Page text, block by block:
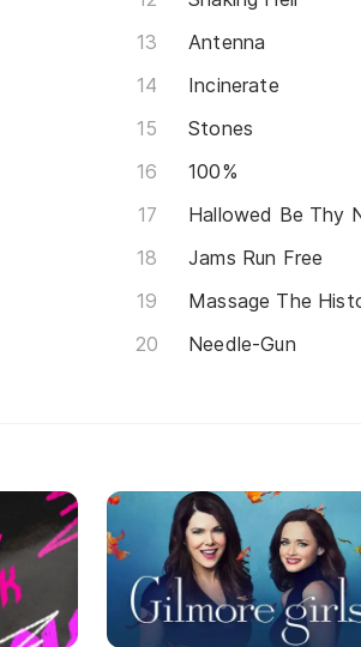
Antenna
Incinerate
Stones
100%
Hallowed Be Thy
Jams Run Free
Massage The
Needle-Gun